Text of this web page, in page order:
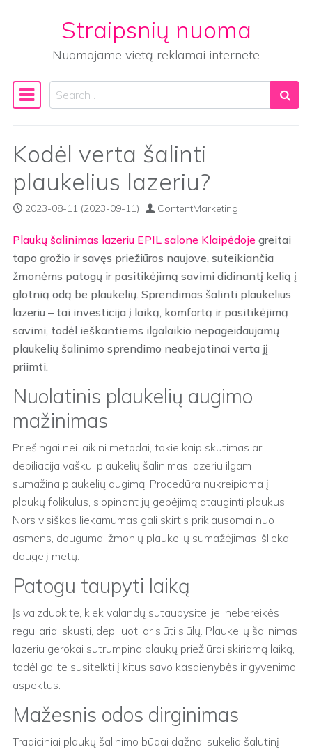
Straipsnių nuoma
Nuomojame vietą reklamai internete
Main Navigation
Search
Kodėl verta šalinti
plaukelius lazeriu?
2023-08-11 (2023-09-11) ContentMarketing
Plaukų šalinimas lazeriu EPIL salone Klaipėdoje greitai
tapo grožio ir savęs priežiūros naujove, suteikiančia
žmonėms patogų ir pasitikėjimą savimi didinantį kelią į
glotnią odą be plaukelių. Sprendimas šalinti plaukelius
lazeriu – tai investicija į laiką, komfortą ir pasitikėjimą
savimi, todėl ieškantiems ilgalaikio nepageidaujamų
plaukelių šalinimo sprendimo neabejotinai verta jį
priimti.
Nuolatinis plaukelių augimo
mažinimas
Priešingai nei laikini metodai, tokie kaip skutimas ar
depiliacija vašku, plaukelių šalinimas lazeriu ilgam
sumažina plaukelių augimą. Procedūra nukreipiama į
plaukų folikulus, slopinant jų gebėjimą atauginti plaukus.
Nors visiškas liekamumas gali skirtis priklausomai nuo
asmens, daugumai žmonių plaukelių sumažėjimas išlieka
daugelį metų.
Patogu taupyti laiką
Įsivaizduokite, kiek valandų sutaupysite, jei nebereikės
reguliariai skusti, depiliuoti ar siūti siūlų. Plaukelių šalinimas
lazeriu gerokai sutrumpina plaukų priežiūrai skiriamą laiką,
todėl galite susitelkti į kitus savo kasdienybės ir gyvenimo
aspektus.
Mažesnis odos dirginimas
Tradiciniai plaukų šalinimo būdai dažnai sukelia šalutinį